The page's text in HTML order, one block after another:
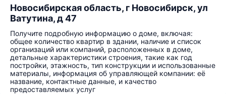
Новосибирская область, г Новосибирск, ул
Ватутина, д 47
Получите подробную информацию о доме, включая:
общее количество квартир в здании, наличие и список
организаций или компаний, расположенных в доме,
детальные характеристики строения, такие как год
постройки, этажность, тип конструкции и использованные
материалы, информация об управляющей компании: её
название, контактные данные, и качество
предоставляемых услуг